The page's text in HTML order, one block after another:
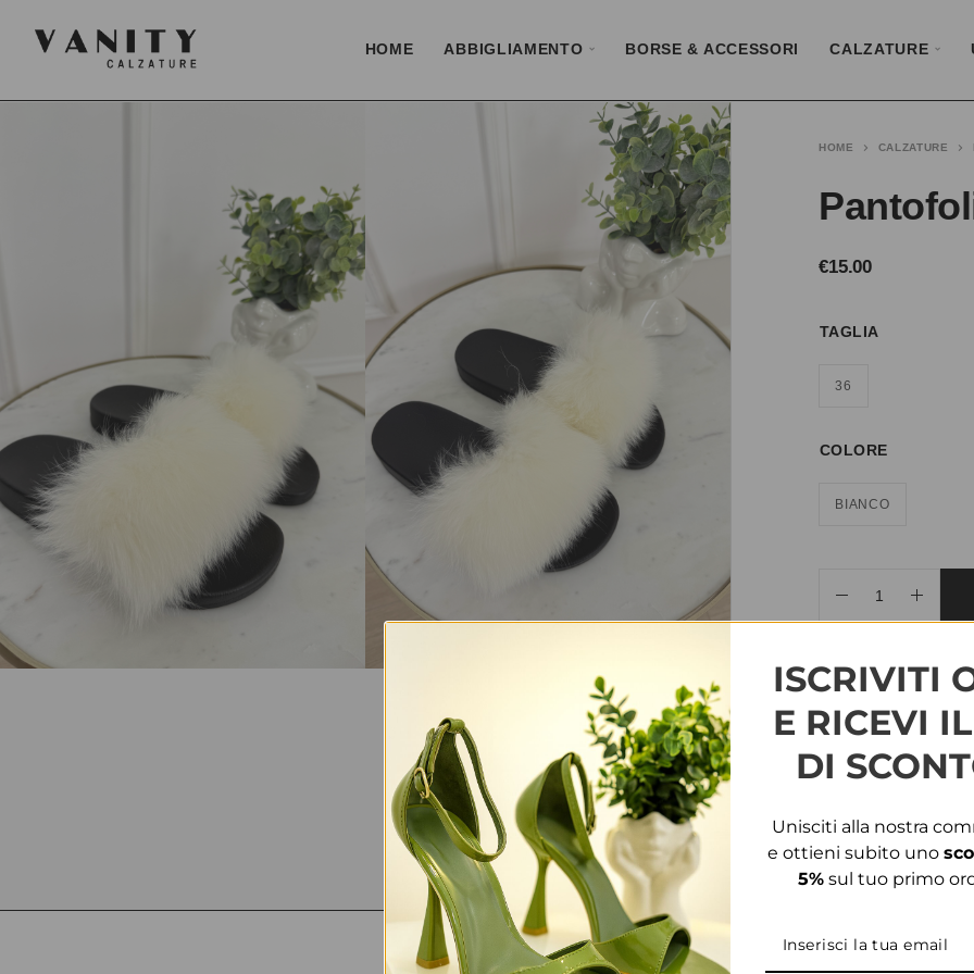
HOME ABBIGLIAMENTO BORSE & ACCESSORI CALZATURE
HOME CALZATURE
€15.00
TAGLIA
36
COLORE
BIANCO
COD:19646CATEGORIE:
INFORMAZIONI
TAGLIA 35, 36, 37, 38,
ISCRIVITI
E RICEVI
DI
Unisciti alla nostra
e ottieni subito uno
5%sul tuo primo